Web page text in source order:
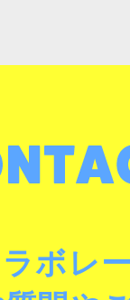
ボレ